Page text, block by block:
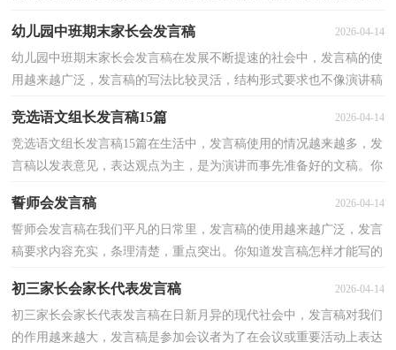
幼儿园中班期末家长会发言稿 2026-04-14
幼儿园中班期末家长会发言稿在发展不断提速的社会中，发言稿的使
用越来越广泛，发言稿的写法比较灵活，结构形式要求也不像演讲稿
竞选语文组长发言稿15篇 2026-04-14
竞选语文组长发言稿15篇在生活中，发言稿使用的情况越来越多，发
言稿以发表意见，表达观点为主，是为演讲而事先准备好的文稿。你
誓师会发言稿 2026-04-14
誓师会发言稿在我们平凡的日常里，发言稿的使用越来越广泛，发言
稿要求内容充实，条理清楚，重点突出。你知道发言稿怎样才能写的
初三家长会家长代表发言稿 2026-04-14
初三家长会家长代表发言稿在日新月异的现代社会中，发言稿对我们
的作用越来越大，发言稿是参加会议者为了在会议或重要活动上表达